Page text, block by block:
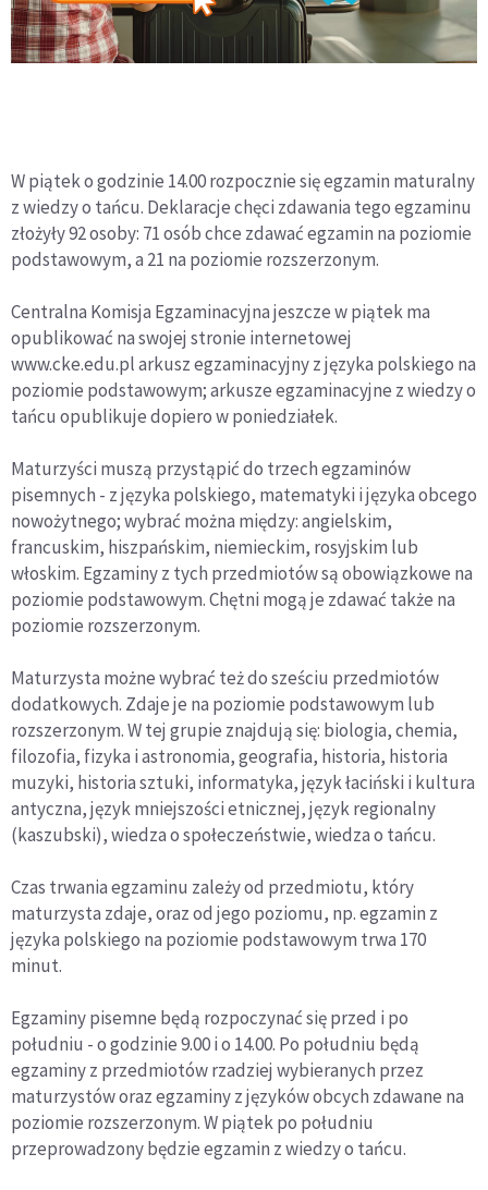
W piątek o godzinie 14.00 rozpocznie się egzamin maturalny
z wiedzy o tańcu. Deklaracje chęci zdawania tego egzaminu
złożyły 92 osoby: 71 osób chce zdawać egzamin na poziomie
podstawowym, a 21 na poziomie rozszerzonym.
Centralna Komisja Egzaminacyjna jeszcze w piątek ma
opublikować na swojej stronie internetowej
www.cke.edu.pl arkusz egzaminacyjny z języka polskiego na
poziomie podstawowym; arkusze egzaminacyjne z wiedzy o
tańcu opublikuje dopiero w poniedziałek.
Maturzyści muszą przystąpić do trzech egzaminów
pisemnych - z języka polskiego, matematyki i języka obcego
nowożytnego; wybrać można między: angielskim,
francuskim, hiszpańskim, niemieckim, rosyjskim lub
włoskim. Egzaminy z tych przedmiotów są obowiązkowe na
poziomie podstawowym. Chętni mogą je zdawać także na
poziomie rozszerzonym.
Maturzysta możne wybrać też do sześciu przedmiotów
dodatkowych. Zdaje je na poziomie podstawowym lub
rozszerzonym. W tej grupie znajdują się: biologia, chemia,
filozofia, fizyka i astronomia, geografia, historia, historia
muzyki, historia sztuki, informatyka, język łaciński i kultura
antyczna, język mniejszości etnicznej, język regionalny
(kaszubski), wiedza o społeczeństwie, wiedza o tańcu.
Czas trwania egzaminu zależy od przedmiotu, który
maturzysta zdaje, oraz od jego poziomu, np. egzamin z
języka polskiego na poziomie podstawowym trwa 170
minut.
Egzaminy pisemne będą rozpoczynać się przed i po
południu - o godzinie 9.00 i o 14.00. Po południu będą
egzaminy z przedmiotów rzadziej wybieranych przez
maturzystów oraz egzaminy z języków obcych zdawane na
poziomie rozszerzonym. W piątek po południu
przeprowadzony będzie egzamin z wiedzy o tańcu.